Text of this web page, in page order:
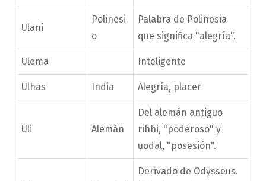
Ulani
Polinesi
o
Palabra de Polinesia
que significa "alegría".
Ulema Inteligente
Ulhas India Alegría, placer
Uli Alemán
Del alemán antiguo
rihhi, "poderoso" y
uodal, "posesión".
Derivado de Odysseus.